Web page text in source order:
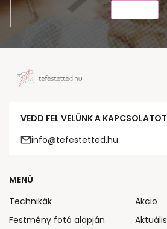
VEDD FEL VELÜNK A KAPCSOLATOT
info@tefestetted.hu
MENÜ
Technikák
Festmény fotó alapján
Akcio
Aktuális